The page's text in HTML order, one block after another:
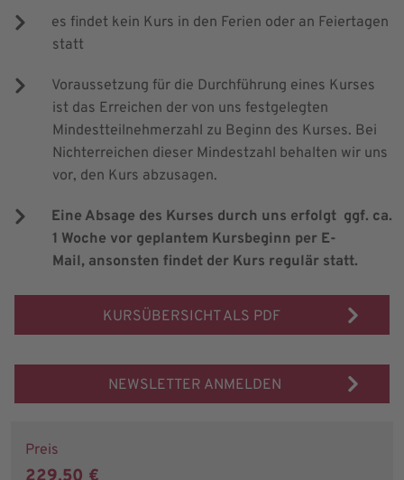
es findet kein Kurs in den Ferien oder an Feiertagen
statt
Voraussetzung für die Durchführung eines Kurses
ist das Erreichen der von uns festgelegten
Mindestteilnehmerzahl zu Beginn des Kurses. Bei
Nichterreichen dieser Mindestzahl behalten wir uns
vor, den Kurs abzusagen.
Eine Absage des Kurses durch uns erfolgt ggf. ca.
1 Woche vor geplantem Kursbeginn per E-
Mail, ansonsten findet der Kurs regulär statt.
KURSÜBERSICHT ALS PDF
NEWSLETTER ANMELDEN
Preis